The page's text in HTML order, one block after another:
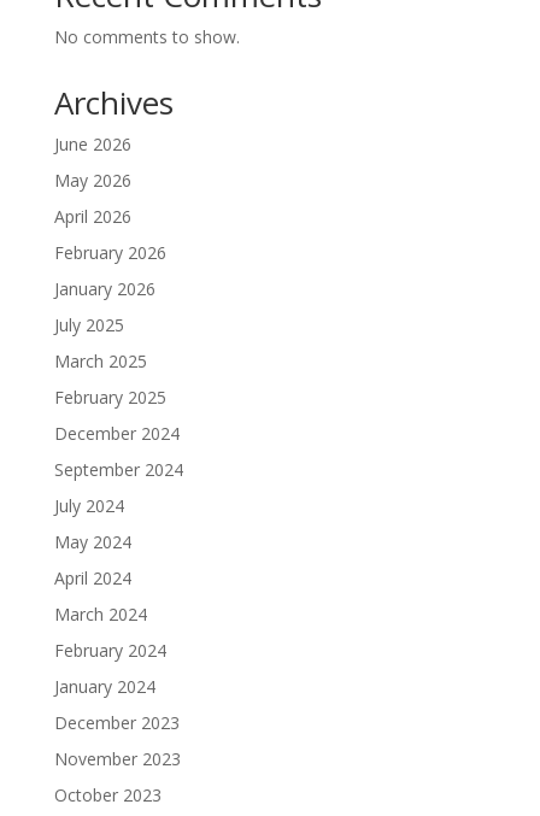
No comments to show.
Archives
June 2026
May 2026
April 2026
February 2026
January 2026
July 2025
March 2025
February 2025
December 2024
September 2024
July 2024
May 2024
April 2024
March 2024
February 2024
January 2024
December 2023
November 2023
October 2023